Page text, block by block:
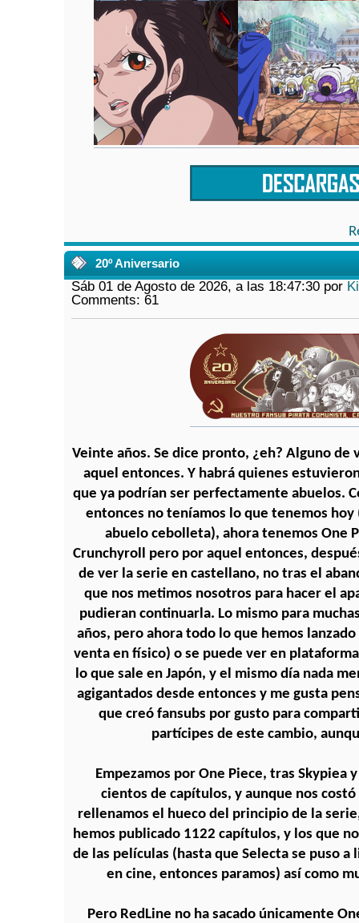
20º Aniversario
Sáb 01 de Agosto de 2026, a las 18:47:30 por
Comments: 61
Veinte años. Se dice pronto, ¿eh? Alguno
aquel entonces. Y habrá quienes
que ya podrían ser perfectamente abuelos.
entonces no teníamos lo que tenemos hoy
abuelo cebolleta), ahora tenemos One
Crunchyroll pero por aquel entonces,
de ver la serie en castellano, no tras el
que nos metimos nosotros para hacer el
pudieran continuarla. Lo mismo para
años, pero ahora todo lo que hemos
venta en físico) o se puede ver en
lo que sale en Japón, y el mismo día nada
agigantados desde entonces y me gusta
que creó fansubs por gusto para
partícipes de este cambio,
Empezamos por One Piece, tras Skypiea
cientos de capítulos, y aunque nos
rellenamos el hueco del principio de la
hemos publicado 1122 capítulos, y los que
de las películas (hasta que Selecta se puso a
en cine, entonces paramos) así como
Pero RedLine no ha sacado únicamente